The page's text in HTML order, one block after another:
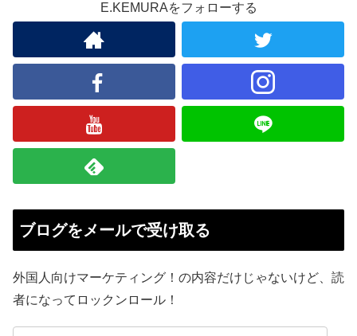
E.KEMURAをフォローする
ブログをメールで受け取る
外国人向けマーケティング！の内容だけじゃないけど、読
者になってロックンロール！